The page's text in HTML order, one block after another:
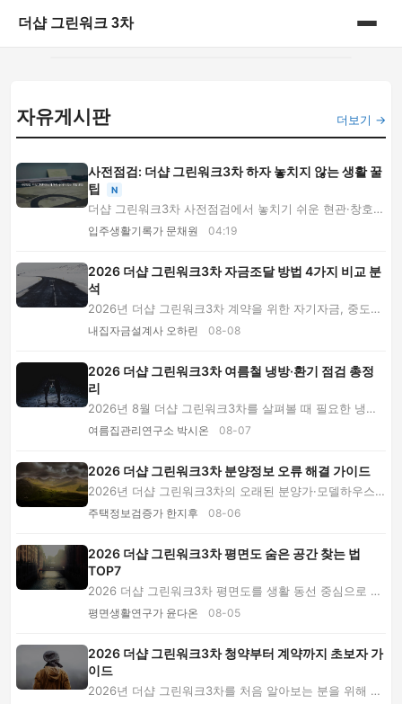
더샵 그린워크 3차
게시판
자유게시판
사전점검: 더샵 그린워크3차 하자 놓치지 않는 생활 꿀
팁
N
더샵 그린워크3차 사전점검에서 놓치기 쉬운 현관·창호·
주방·욕실 하자를 휴대전화와 생활용품으로 찾는...
입주생활기록가 문채원 04:19
2026 더샵 그린워크3차 자금조달 방법 4가지 비교 분
석
2026년 더샵 그린워크3차 계약을 위한 자기자금, 중도금
대출, 잔금대출, 자산 처분 방식의 장단점을 비...
내집자금설계사 오하린 08-08
2026 더샵 그린워크3차 여름철 냉방·환기 점검 총정
리
2026년 8월 더샵 그린워크3차를 살펴볼 때 필요한 냉방·
환기 점검법을 안내합니다. 향과 창호, 실외기실...
여름집관리연구소 박시온 08-07
2026 더샵 그린워크3차 분양정보 오류 해결 가이드
2026년 더샵 그린워크3차의 오래된 분양가·모델하우스
정보와 현재 매물 광고를 구분하는 방법을 안내합...
주택정보검증가 한지후 08-06
2026 더샵 그린워크3차 평면도 숨은 공간 찾는 법
TOP7
2026 더샵 그린워크3차 평면도를 생활 동선 중심으로 해
석하는 방법입니다. 가구 배치, 주방 가전, 수납...
평면생활연구가 윤다온 08-05
2026 더샵 그린워크3차 청약부터 계약까지 초보자 가
이드
2026년 더샵 그린워크3차를 처음 알아보는 분을 위해 모
더보기 →